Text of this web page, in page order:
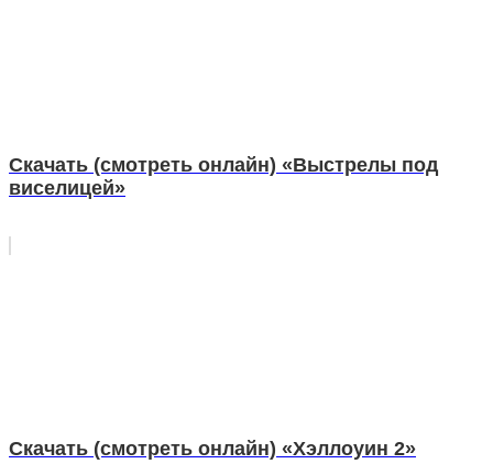
Скачать (смотреть онлайн) «Выстрелы под
виселицей»
Скачать (смотреть онлайн) «Хэллоуин 2»